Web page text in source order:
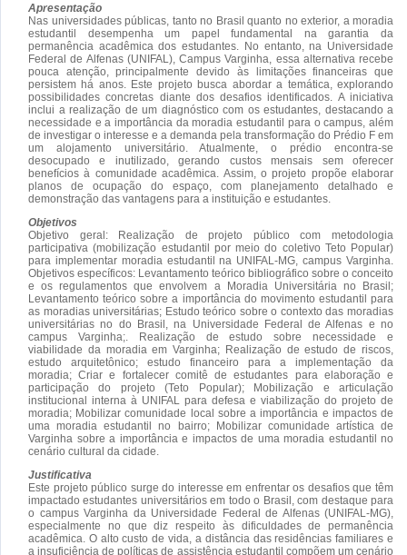
Apresentação
Nas universidades públicas, tanto no Brasil quanto no exterior, a moradia
estudantil desempenha um papel fundamental na garantia da
permanência acadêmica dos estudantes. No entanto, na Universidade
Federal de Alfenas (UNIFAL), Campus Varginha, essa alternativa recebe
pouca atenção, principalmente devido às limitações financeiras que
persistem há anos. Este projeto busca abordar a temática, explorando
possibilidades concretas diante dos desafios identificados. A iniciativa
inclui a realização de um diagnóstico com os estudantes, destacando a
necessidade e a importância da moradia estudantil para o campus, além
de investigar o interesse e a demanda pela transformação do Prédio F em
um alojamento universitário. Atualmente, o prédio encontra-se
desocupado e inutilizado, gerando custos mensais sem oferecer
benefícios à comunidade acadêmica. Assim, o projeto propõe elaborar
planos de ocupação do espaço, com planejamento detalhado e
demonstração das vantagens para a instituição e estudantes.
Objetivos
Objetivo geral: Realização de projeto público com metodologia
participativa (mobilização estudantil por meio do coletivo Teto Popular)
para implementar moradia estudantil na UNIFAL-MG, campus Varginha.
Objetivos específicos: Levantamento teórico bibliográfico sobre o conceito
e os regulamentos que envolvem a Moradia Universitária no Brasil;
Levantamento teórico sobre a importância do movimento estudantil para
as moradias universitárias; Estudo teórico sobre o contexto das moradias
universitárias no do Brasil, na Universidade Federal de Alfenas e no
campus Varginha;. Realização de estudo sobre necessidade e
viabilidade da moradia em Varginha; Realização de estudo de riscos,
estudo arquitetônico; estudo financeiro para a implementação da
moradia; Criar e fortalecer comitê de estudantes para elaboração e
participação do projeto (Teto Popular); Mobilização e articulação
institucional interna à UNIFAL para defesa e viabilização do projeto de
moradia; Mobilizar comunidade local sobre a importância e impactos de
uma moradia estudantil no bairro; Mobilizar comunidade artística de
Varginha sobre a importância e impactos de uma moradia estudantil no
cenário cultural da cidade.
Justificativa
Este projeto público surge do interesse em enfrentar os desafios que têm
impactado estudantes universitários em todo o Brasil, com destaque para
o campus Varginha da Universidade Federal de Alfenas (UNIFAL-MG),
especialmente no que diz respeito às dificuldades de permanência
acadêmica. O alto custo de vida, a distância das residências familiares e
a insuficiência de políticas de assistência estudantil compõem um cenário